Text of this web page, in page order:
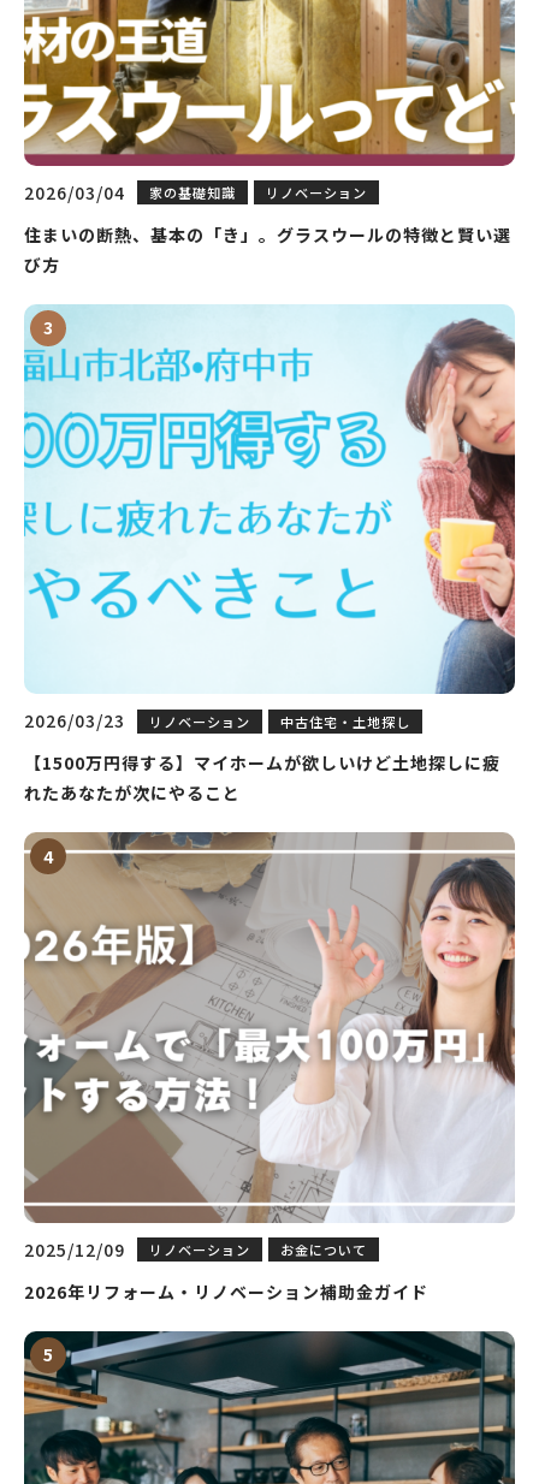
2026/03/04 家の基礎知識 リノベーション
住まいの断熱、基本の「き」。グラスウールの特徴と賢い選
び方
2026/03/23 リノベーション 中古住宅・土地探し
【1500万円得する】マイホームが欲しいけど土地探しに疲
れたあなたが次にやること
2025/12/09 リノベーション お金について
2026年リフォーム・リノベーション補助金ガイド